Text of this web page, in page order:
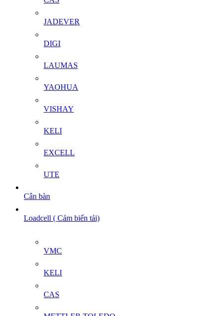
JADEVER
DIGI
LAUMAS
YAOHUA
VISHAY
KELI
EXCELL
UTE
Cân bàn
Loadcell ( Cảm biến tải)
VMC
KELI
CAS